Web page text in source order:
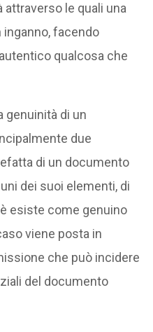
le quali una
inganno, facendo
qualcosa che
genuinità di un
due
di un documento
dei suoi elementi, di
esiste come genuino
viene posta in
che può incidere
del documento